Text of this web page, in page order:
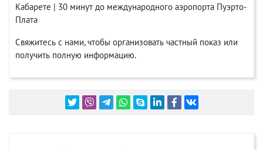
Кабарете | 30 минут до международного аэропорта Пуэрто-
Плата
Свяжитесь с нами, чтобы организовать частный показ или
получить полную информацию.